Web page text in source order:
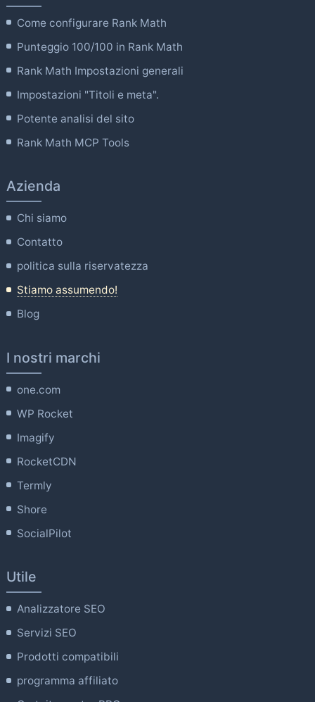
Come configurare Rank Math
Punteggio 100/100 in Rank Math
Rank Math Impostazioni generali
Impostazioni "Titoli e meta".
Potente analisi del sito
Rank Math MCP Tools
Azienda
Chi siamo
Contatto
politica sulla riservatezza
Stiamo assumendo!
Blog
I nostri marchi
one.com
WP Rocket
Imagify
RocketCDN
Termly
Shore
SocialPilot
Utile
Analizzatore SEO
Servizi SEO
Prodotti compatibili
programma affiliato